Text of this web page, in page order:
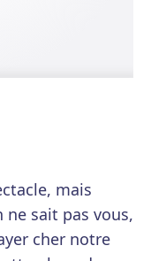
mais
ne sait pas vous,
cher notre